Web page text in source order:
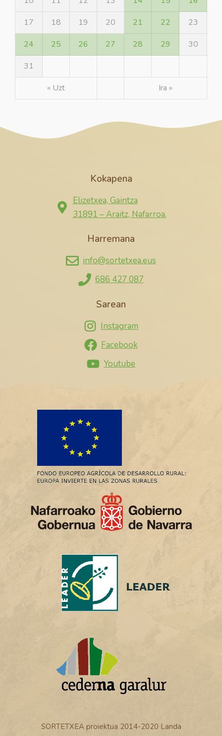
17
18 19 20 21 22
23
24
25 26 27 28 29
30
31
« Uzt
Ira »
Kokapena
Elizetxea, Gaintza
31891 – Araitz, Nafarroa.
Harremana
info@sortetxea.eus
686 427 087
Sarean
Instagram
Facebook
Youtube
SORTETXEA proiektua 2014-2020 Landa